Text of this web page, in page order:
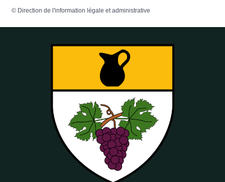
© Direction de l'information légale et administrative